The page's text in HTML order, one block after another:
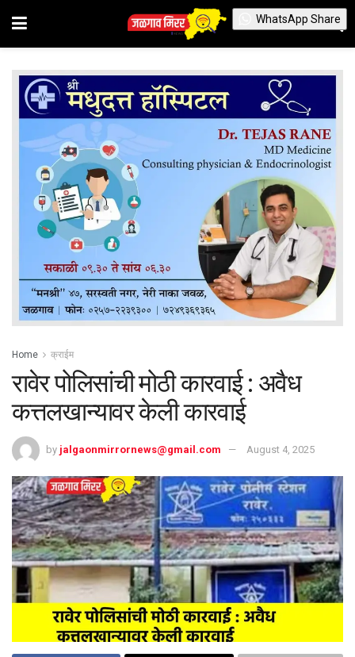
Home क्राईम
रावेर पोलिसांची मोठी कारवाई : अवैध
कत्तलखान्यावर केली कारवाई
by jalgaonmirrornews@gmail.com August 4, 2025
WhatsApp Share